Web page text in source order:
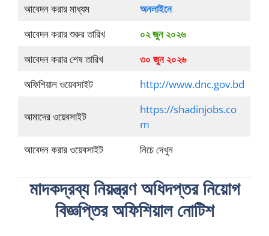
আবেদন করার মাধ্যম
অনলাইনে
আবেদন করার শুরুর তারিখ
০২ জুন ২০২৬
আবেদন করার শেষ তারিখ
৩০ জুন ২০২৬
অফিশিয়াল ওয়েবসাইট
http://www.dnc.gov.bd
আমাদের ওয়েবসাইট
https://shadinjobs.co
m
আবেদন করার ওয়েবসাইট
নিচে দেখুন
মাদকদ্রব্য নিয়ন্ত্রণ অধিদপ্তর নিয়োগ
বিজ্ঞপ্তির অফিশিয়াল নোটিশ